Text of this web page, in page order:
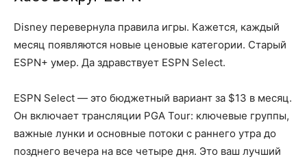
Disney перевернула правила игры. Кажется, каждый
месяц появляются новые ценовые категории. Старый
ESPN+ умер. Да здравствует ESPN Select.
ESPN Select — это бюджетный вариант за $13 в месяц.
Он включает трансляции PGA Tour: ключевые группы,
важные лунки и основные потоки с раннего утра до
позднего вечера на все четыре дня. Это ваш лучший